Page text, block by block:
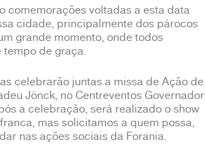
comemorações voltadas a esta data
cidade, principalmente dos párocos
grande momento, onde todos
de graça.
celebrarão juntas a missa de Ação de
Jönck, no Centreventos Governador
a celebração, será realizado o show
mas solicitamos a quem possa,
nas ações sociais da Forania.